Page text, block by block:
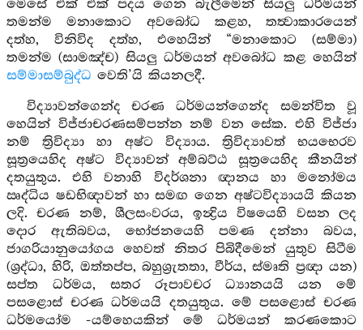
මෙසේ එක් එක් පදය ගෙන බැලීමෙන් සියලු ධර්මයන්
තමන්ම මනාකොට අවබෝධ කළහ, තත්‍වාකාරයෙන්
දත්හ, විනිවිද දත්හ, එහෙයින් “මනාකොට (සම්මා)
තමන්ම (සාමඤ්ච) සියලු ධර්මයන් අවබෝධ කළ හෙයින්
සම්මාසම්බුද්ධ වෙති’යි කියනලදී.
විද්‍යාවන්ගෙන්ද චරණ ධර්මයන්ගෙන්ද සමන්විත වූ
හෙයින් විජ්ජාචරණසම්පන්න නම් වන සේක. එහි විජ්ජා
නම් ත්‍රිවිද්‍යා හා අෂ්ට විද්‍යාය. ත්‍රිවිද්‍යාවත් භයභෙරව
සූත්‍රයෙහිද අෂ්ට විද්‍යාවන් අම්බට්ඨ සූත්‍රයෙහිද කීනයින්
දතයුතුය. එහි වනාහි විදර්ශනා ඥානය හා මනෝමය
ඍද්ධිය ෂඩභිඥාවන් හා සමඟ ගෙන අෂ්ටවිද්‍යායයි කියන
ලදි. චරණ නම්, ශීලසංවරය, ඉන්‍ද්‍රිය විෂයෙහි වසන ලද
දොර ඇතිබවය, භෝජනයෙහි පමණ දන්නා බවය,
ජාගරියානුයෝගය හෙවත් නිතර පිබිදීමෙන් යුතුව සිටීම
(ශ්‍රද්ධා, හිරි, ඔත්තප්ප, බහුශ්‍රැතතා, වීර්ය, ස්මෘති ප්‍රඥා යන)
සප්ත ධර්මය, සතර රූපාවචර ධ්‍යානයයි යන මේ
පසළොස් චරණ ධර්මයයි දතයුතුය. මේ පසළොස් චරණ
ධර්මයෝම -යම්හෙයකින් මේ ධර්මයන් කරණකොට